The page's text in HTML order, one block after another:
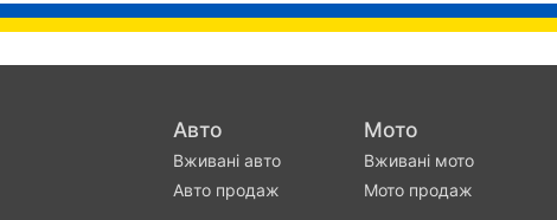
Авто
Вживані авто
Авто продаж
Мото
Вживані мото
Мото продаж